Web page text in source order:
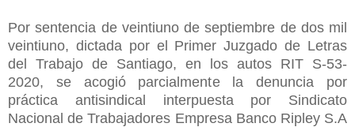
Por sentencia de veintiuno de septiembre de dos mil
veintiuno, dictada por el Primer Juzgado de Letras
del Trabajo de Santiago, en los autos RIT S-53-
2020, se acogió parcialmente la denuncia por
práctica antisindical interpuesta por Sindicato
Nacional de Trabajadores Empresa Banco Ripley S.A